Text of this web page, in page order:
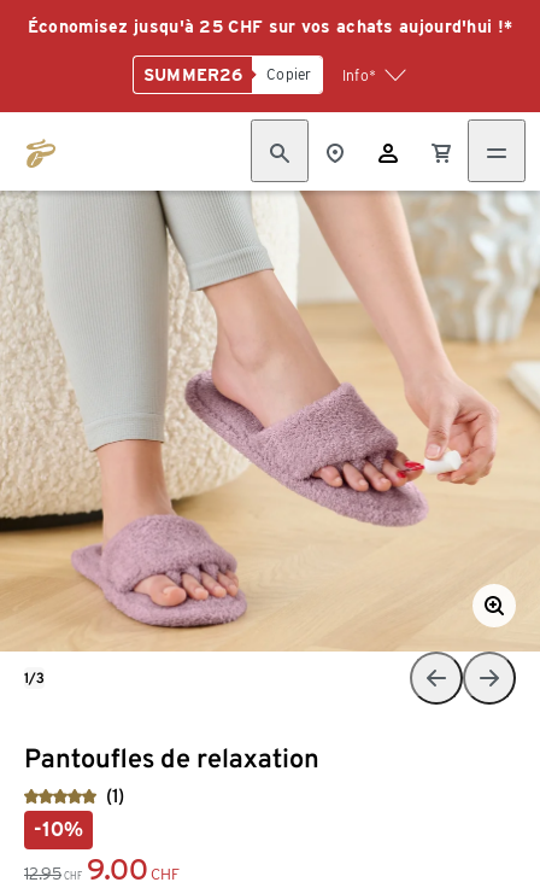
Économisez jusqu'à 25 CHF sur vos achats aujourd'hui !*
SUMMER26 Copier Info*
Pantoufles de relaxation
(1)
-10%
12.95 CHF 9.00 CHF
1/3